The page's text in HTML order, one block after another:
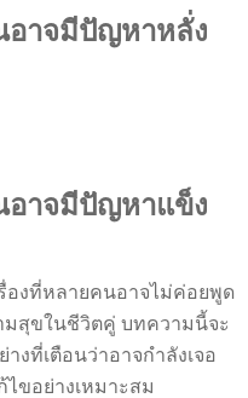
าจมีปัญหาหลั่ง
าจมีปัญหาแข็ง
องที่หลายคนอาจไม่ค่อยพูด
มสุขในชีวิตคู่ บทความนี้จะ
ที่เตือนว่าอาจกำลังเจอ
ขอย่างเหมาะสม